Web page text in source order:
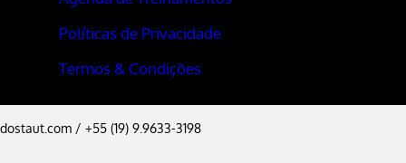
Políticas de Privacidade
Termos & Condições
/ +55 (19) 9.9633-3198